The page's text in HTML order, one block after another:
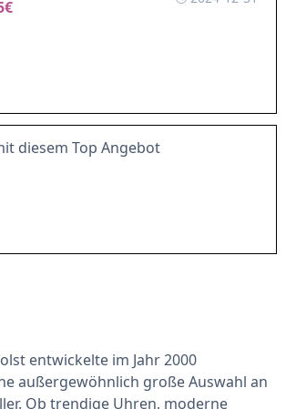
diesem Top Angebot
entwickelte im Jahr 2000
außergewöhnlich große Auswahl an
Ob trendige Uhren, moderne